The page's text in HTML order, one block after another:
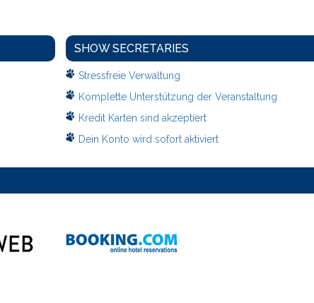
SHOW SECRETARIES
Stressfreie Verwaltung
Komplette Unterstützung der Veranstaltung
Kredit Karten sind akzeptiert
Dein Konto wird sofort aktiviert